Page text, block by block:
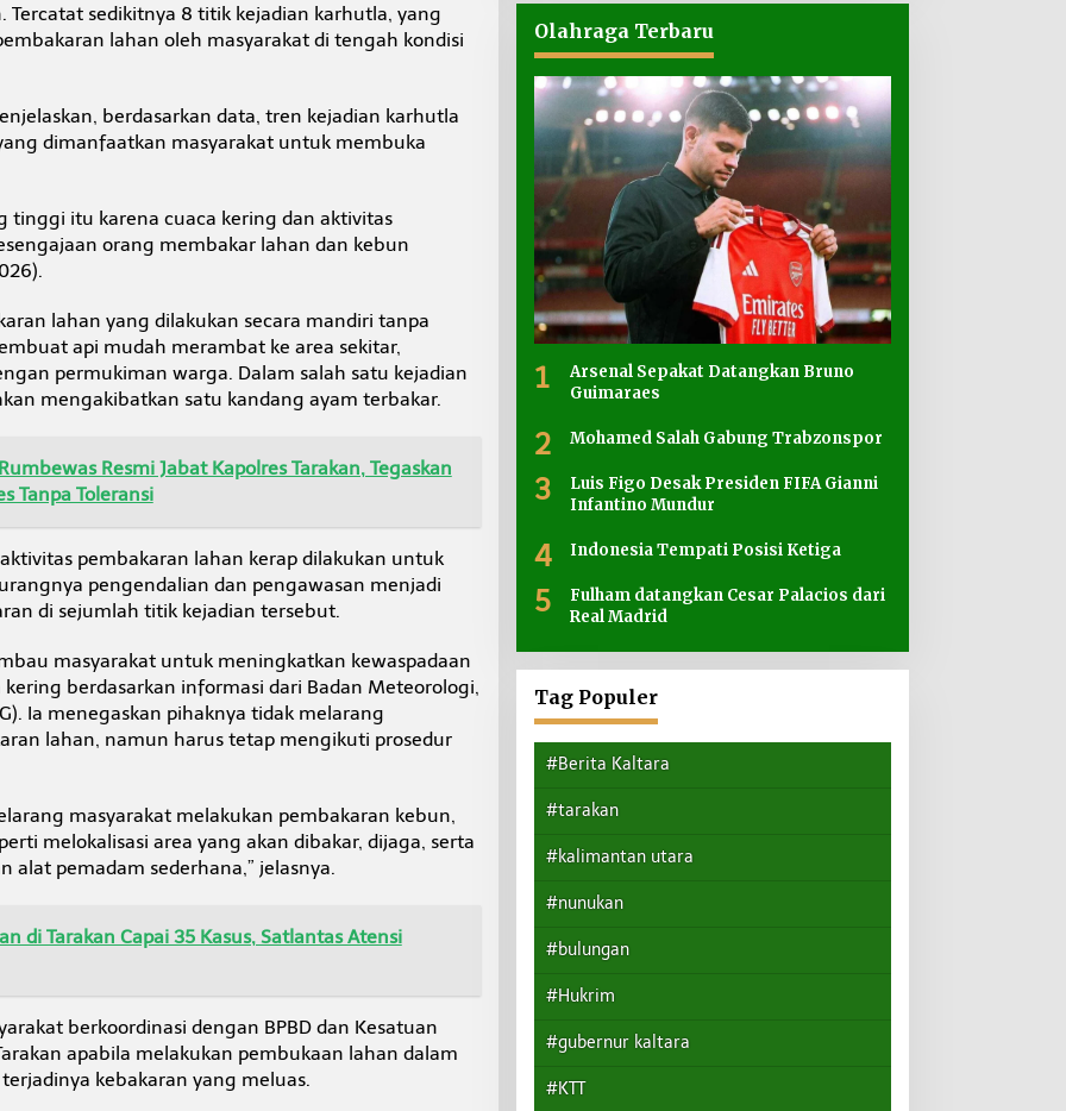
Tercatat sedikitnya 8 titik kejadian karhutla, yang
lahan oleh masyarakat di tengah kondisi
berdasarkan data, tren kejadian karhutla
dimanfaatkan masyarakat untuk membuka
tinggi itu karena cuaca kering dan aktivitas
orang membakar lahan dan kebun
lahan yang dilakukan secara mandiri tanpa
api mudah merambat ke area sekitar,
permukiman warga. Dalam salah satu kejadian
mengakibatkan satu kandang ayam terbakar.
Resmi Jabat Kapolres Tarakan, Tegaskan
Tanpa Toleransi
pembakaran lahan kerap dilakukan untuk
pengendalian dan pengawasan menjadi
di sejumlah titik kejadian tersebut.
masyarakat untuk meningkatkan kewaspadaan
berdasarkan informasi dari Badan Meteorologi,
Ia menegaskan pihaknya tidak melarang
lahan, namun harus tetap mengikuti prosedur
masyarakat melakukan pembakaran kebun,
melokalisasi area yang akan dibakar, dijaga, serta
alat pemadam sederhana,” jelasnya.
di Tarakan Capai 35 Kasus, Satlantas Atensi
berkoordinasi dengan BPBD dan Kesatuan
apabila melakukan pembukaan lahan dalam
kebakaran yang meluas.
Olahraga Terbaru
1
Arsenal Sepakat Datangkan Bruno
Guimaraes
2 Mohamed Salah Gabung Trabzonspor
3
Luis Figo Desak Presiden FIFA Gianni
Infantino Mundur
4 Indonesia Tempati Posisi Ketiga
5
Fulham datangkan Cesar Palacios dari
Real Madrid
Tag Populer
#Berita Kaltara
#tarakan
#kalimantan utara
#nunukan
#bulungan
#Hukrim
#gubernur kaltara
#KTT